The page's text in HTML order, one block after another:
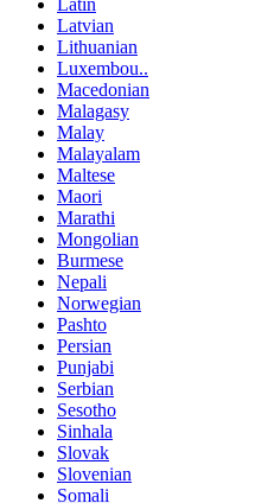
Latin
Latvian
Lithuanian
Luxembou..
Macedonian
Malagasy
Malay
Malayalam
Maltese
Maori
Marathi
Mongolian
Burmese
Nepali
Norwegian
Pashto
Persian
Punjabi
Serbian
Sesotho
Sinhala
Slovak
Slovenian
Somali